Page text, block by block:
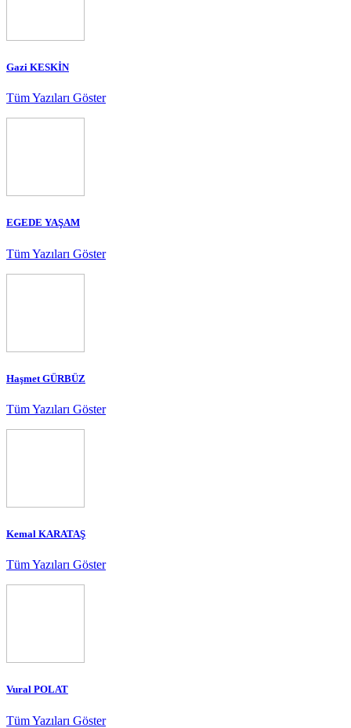
Gazi KESKİN
Tüm Yazıları Göster
EGEDE YAŞAM
Tüm Yazıları Göster
Haşmet GÜRBÜZ
Tüm Yazıları Göster
Kemal KARATAŞ
Tüm Yazıları Göster
Vural POLAT
Tüm Yazıları Göster